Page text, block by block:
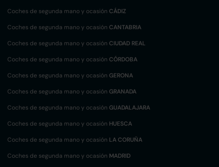
Coches de segunda mano y ocasión CÁDIZ
Coches de segunda mano y ocasión CANTABRIA
Coches de segunda mano y ocasión CIUDAD REAL
Coches de segunda mano y ocasión CÓRDOBA
Coches de segunda mano y ocasión GERONA
Coches de segunda mano y ocasión GRANADA
Coches de segunda mano y ocasión GUADALAJARA
Coches de segunda mano y ocasión HUESCA
Coches de segunda mano y ocasión LA CORUÑA
Coches de segunda mano y ocasión MADRID